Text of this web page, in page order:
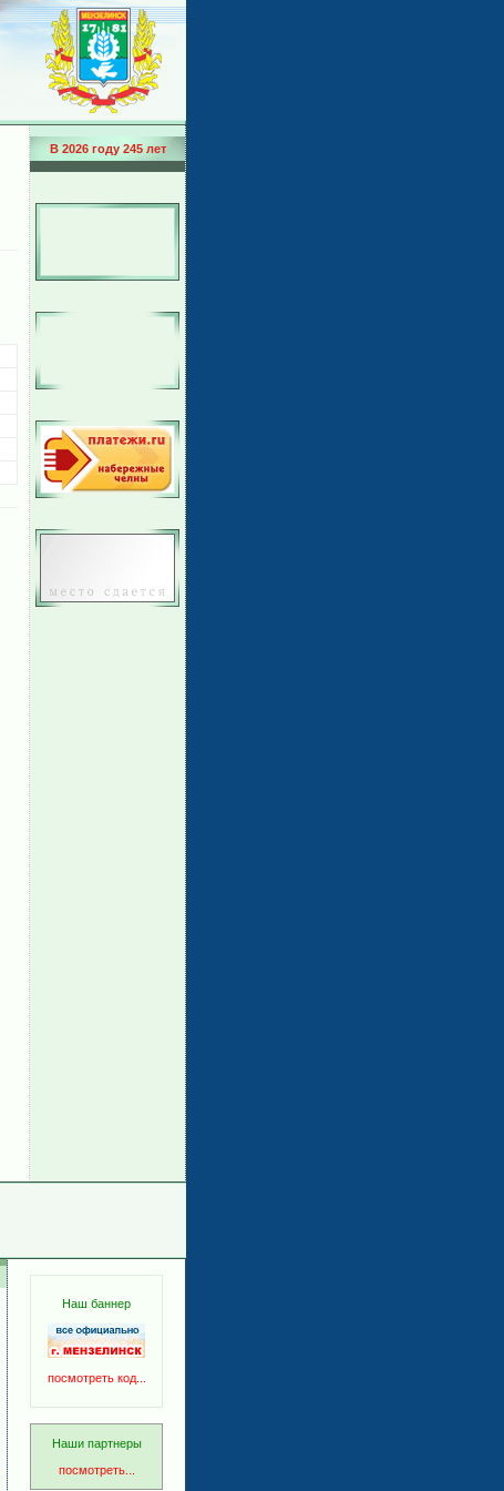
В 2026 году 245 лет
Наш баннер
посмотреть код...
Наши партнеры
посмотреть...